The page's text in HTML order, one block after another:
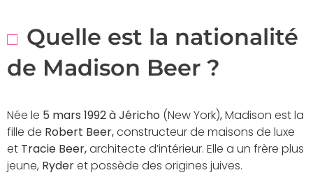
Quelle est la nationalité
de Madison Beer ?
Née le 5 mars 1992 à Jéricho (New York),Madison est la
fille de Robert Beer,constructeur de maisons de luxe
et Tracie Beer,architecte d’intérieur. Elle a un frère plus
jeune, Ryderet possède des origines juives.